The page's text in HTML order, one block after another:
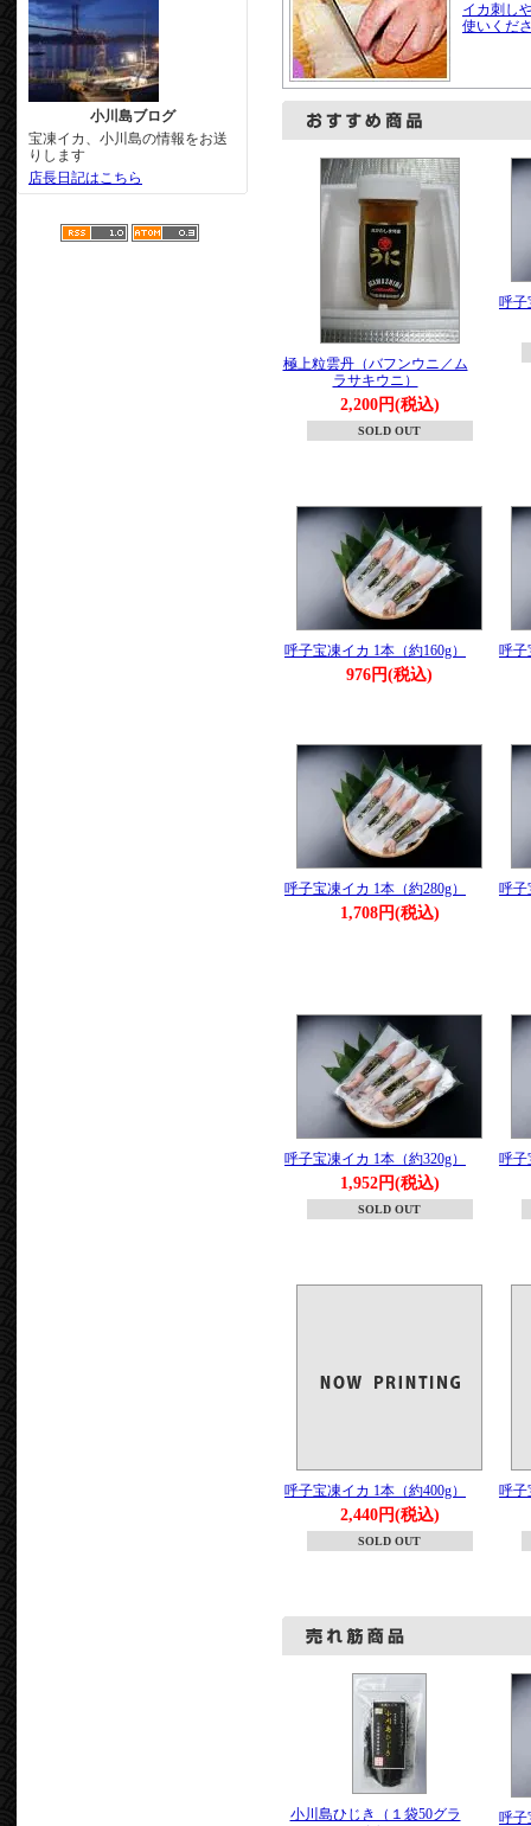
小川島ブログ
宝凍イカ、小川島の情報をお送
りします
店長日記はこちら
イカ刺し
使いくだ
極上粒雲丹（バフンウニ／ム
ラサキウニ）
2,200円(税込)
SOLD OUT
呼子
呼子宝凍イカ 1本（約160g）
976円(税込)
呼子
呼子宝凍イカ 1本（約280g）
1,708円(税込)
呼子
呼子宝凍イカ 1本（約320g）
1,952円(税込)
SOLD OUT
呼子
呼子宝凍イカ 1本（約400g）
2,440円(税込)
SOLD OUT
呼子
小川島ひじき（１袋50グラ
呼子